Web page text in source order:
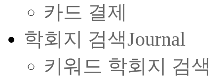
카드 결제
학회지 검색Journal
키워드 학회지 검색